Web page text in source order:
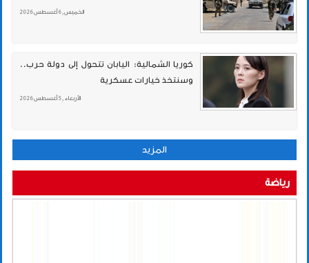
الخميس , 6 أغسطس 2026
كوريا الشمالية: اليابان تتحول إلى دولة حرب..
وسنتخذ خيارات عسكرية
الأربعاء , 5 أغسطس 2026
المزيد
رياضة